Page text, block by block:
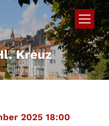
Kreuz
2025 18:00